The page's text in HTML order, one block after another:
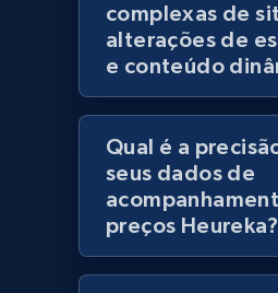
Lazada - Products
URL, Title, Rating, Reviews,
price, Currency, Stock, and
991+ 164+
Lazada - Products -
keyword
complexas de
alterações de
e conteúdo
Qual é a
seus dados de
preços Heureka?